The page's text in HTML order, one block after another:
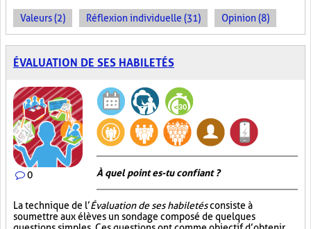
Valeurs (2) Réflexion individuelle (31) Opinion (8)
ÉVALUATION DE SES HABILETÉS
0 À quel point es-tu confiant ?
La technique de l’Évaluation de ses habiletésconsiste à
soumettre aux élèves un sondage composé de quelques